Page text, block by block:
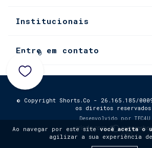
Ao navegar por este sitevocê aceita o
agilizar a sua experiência de
Institucionais
Entre em contato
© Copyright Shorts.Co - 26.165.185/
os direitos
Desenvolvido por TEC4U
0